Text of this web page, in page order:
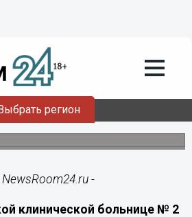
регион
врачи спасли
патологией
3×4 см вызвал кишечную
-
клинической больнице № 2